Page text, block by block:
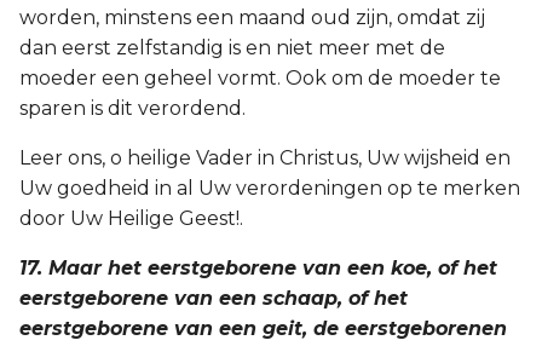
worden, minstens een maand oud zijn, omdat zij
dan eerst zelfstandig is en niet meer met de
moeder een geheel vormt. Ook om de moeder te
sparen is dit verordend.
Leer ons, o heilige Vader in Christus, Uw wijsheid en
Uw goedheid in al Uw verordeningen op te merken
door Uw Heilige Geest!.
17. Maar het eerstgeborene van een koe, of het
eerstgeborene van een schaap, of het
eerstgeborene van een geit, de eerstgeborenen